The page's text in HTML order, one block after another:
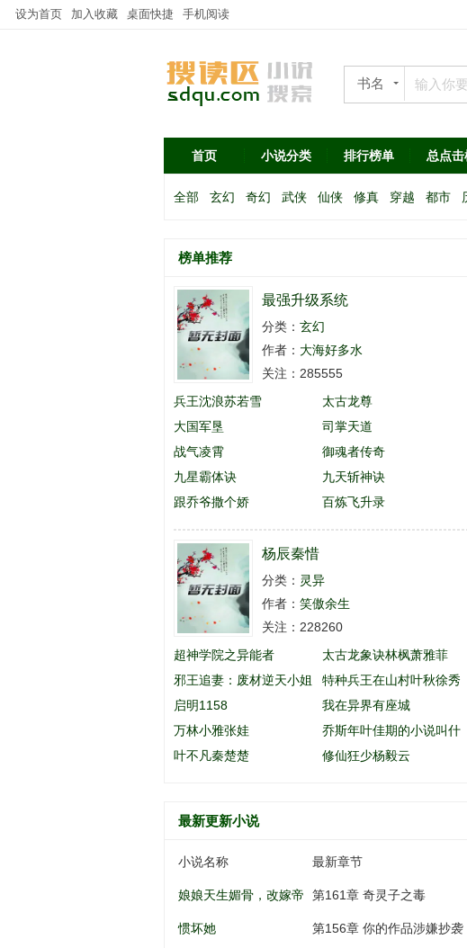
设为首页 加入收藏 桌面快捷 手机阅读
书名
首页 小说分类 排行榜单 总点击
全部 玄幻 奇幻 武侠 仙侠 修真 穿越 都市
榜单推荐
最强升级系统
分类： 玄幻
作者： 大海好多水
关注：285555
兵王沈浪苏若雪
太古龙尊
大国军垦
司掌天道
战气凌霄
御魂者传奇
九星霸体诀
九天斩神诀
跟乔爷撒个娇
百炼飞升录
杨辰秦惜
分类： 灵异
作者： 笑傲余生
关注：228260
超神学院之异能者
太古龙象诀林枫萧雅菲
邪王追妻：废材逆天小姐
特种兵王在山村叶秋徐秀
英
启明1158
我在异界有座城
万林小雅张娃
乔斯年叶佳期的小说叫什
么名字
叶不凡秦楚楚 修仙狂少杨毅云
最新更新小说
小说名称 最新章节
娘娘天生媚骨，改嫁帝
王一夜孕吐
第161章 奇灵子之毒
惯坏她 第156章 你的作品涉嫌抄袭